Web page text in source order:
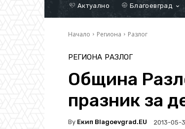
Актуално Благоевград
Начало Региона Разлог
РЕГИОНА РАЗЛОГ
Община
празник за
By Екип Blagoevgrad.EU 2013-05-